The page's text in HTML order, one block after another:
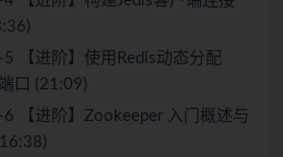
5 【进阶】使用Redis动态分配
口 (21:09)
6 【进阶】Zookeeper 入门概述与